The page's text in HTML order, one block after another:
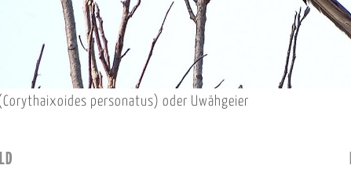
personatus) oder Uwähgeier